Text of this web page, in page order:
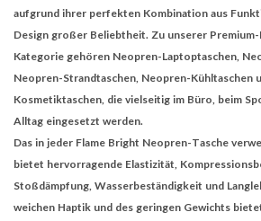
aufgrund ihrer perfekten Kombination aus
Design großer Beliebtheit. Zu unserer
Kategorie gehören Neopren-Laptoptaschen,
Neopren-Strandtaschen, Neopren-Kühltaschen
Kosmetiktaschen, die vielseitig im Büro, beim
Alltag eingesetzt werden.
Das in jeder Flame Bright Neopren-Tasche
bietet hervorragende Elastizität,
Stoßdämpfung, Wasserbeständigkeit und
weichen Haptik und des geringen Gewichts